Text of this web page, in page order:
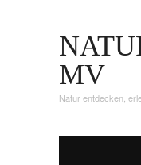
MV
Natur entdecken,